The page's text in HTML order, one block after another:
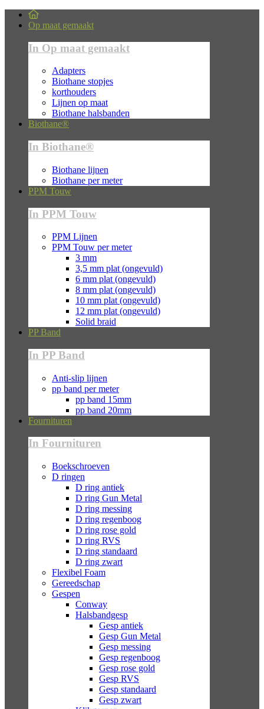
Op maat gemaakt
In Op maat gemaakt
Adapters
Biothane stopjes
korthouders
Lijnen op maat
Biothane halsbanden
Biothane®
In Biothane®
Biothane lijnen
Biothane per meter
PPM Touw
In PPM Touw
PPM Lijnen
PPM Touw per meter
3 mm
3,5 mm plat (ongevuld)
6 mm plat (ongevuld)
8 mm plat (ongevuld)
10 mm plat (ongevuld)
12 mm plat (ongevuld)
Solid braid
PP Band
In PP Band
Anti-slip lijnen
pp band per meter
pp band 15mm
pp band 20mm
Fournituren
In Fournituren
Boekschroeven
D ringen
D ring antiek
D ring Gun Metal
D ring messing
D ring regenboog
D ring rose gold
D ring RVS
D ring standaard
D ring zwart
Flexibel Foam
Gereedschap
Gespen
Conway
Halsbandgesp
Gesp antiek
Gesp Gun Metal
Gesp messing
Gesp regenboog
Gesp rose gold
Gesp RVS
Gesp standaard
Gesp zwart